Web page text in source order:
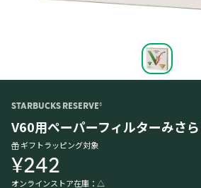
STARBUCKS RESERVE®
V60用ペーパーフィルターみさ
ギフトラッピング対象
¥242
オンラインストア在庫： △